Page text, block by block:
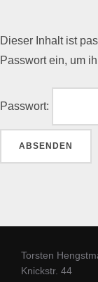
Dieser Inhalt ist
Passwort ein, um
Passwort:
Torsten
Knickstr. 44